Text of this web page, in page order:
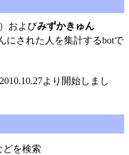
およびみずかきゅん
にされた人を集計するbotで
より開始しまし
どを検索